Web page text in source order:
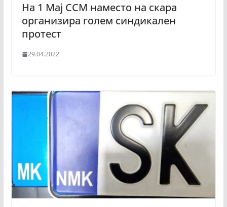
На 1 Мај ССМ наместо на скара
организира голем синдикален
протест
29.04.2022